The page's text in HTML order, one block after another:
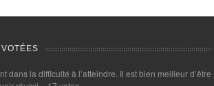
dans la difficulté à l’atteindre. Il est bien meilleur d’être